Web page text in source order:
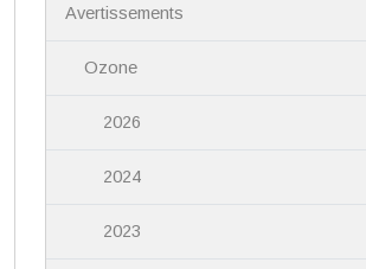
Avertissements
Ozone
2026
2024
2023